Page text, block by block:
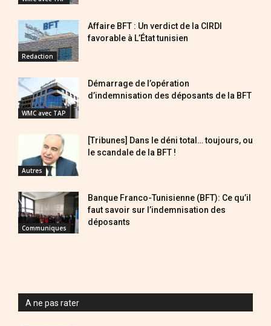
Redaction
Affaire BFT : Un verdict de la CIRDI
favorable à L’État tunisien
WMC avec TAP
Démarrage de l’opération
d’indemnisation des déposants de la BFT
Autres
[Tribunes] Dans le déni total… toujours, ou
le scandale de la BFT !
Communiques
Banque Franco-Tunisienne (BFT): Ce qu’il
faut savoir sur l’indemnisation des
déposants
A ne pas rater